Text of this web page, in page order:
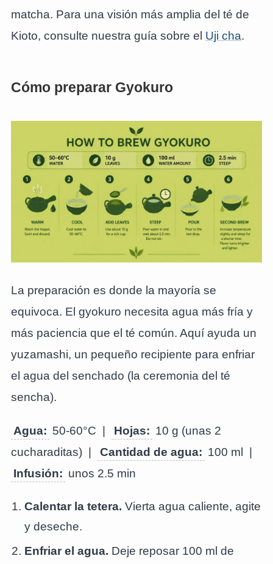
matcha. Para una visión más amplia del té de
Kioto, consulte nuestra guía sobre el Uji cha.
Cómo preparar Gyokuro
La preparación es donde la mayoría se
equivoca. El gyokuro necesita agua más fría y
más paciencia que el té común. Aquí ayuda un
yuzamashi, un pequeño recipiente para enfriar
el agua del senchado (la ceremonia del té
sencha).
Agua: 50-60°C | Hojas: 10 g (unas 2
cucharaditas) |
Cantidad de agua: 100 ml |
Infusión: unos 2.5 min
Calentar la tetera. Vierta agua caliente, agite
y deseche.
Enfriar el agua. Deje reposar 100 ml de